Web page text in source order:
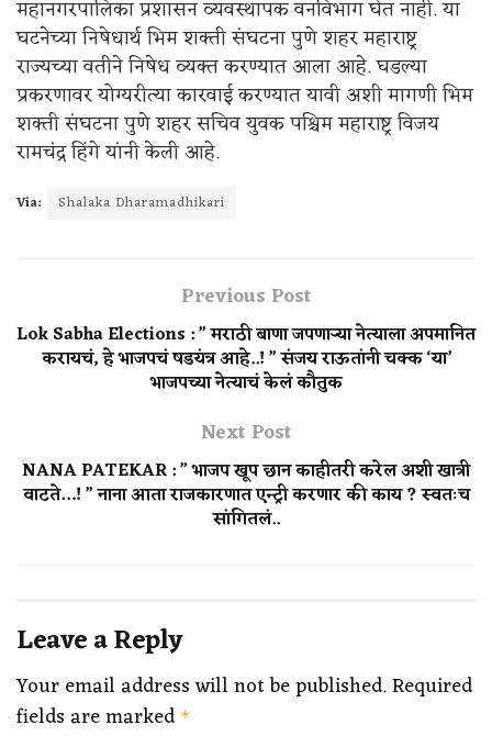
महानगरपालिका प्रशासन व्यवस्थापक वनविभाग घेत नाही. या
घटनेच्या निषेधार्थ भिम शक्ती संघटना पुणे शहर महाराष्ट्र
राज्यच्या वतीने निषेध व्यक्त करण्यात आला आहे. घडल्या
प्रकरणावर योग्यरीत्या कारवाई करण्यात यावी अशी मागणी भिम
शक्ती संघटना पुणे शहर सचिव युवक पश्चिम महाराष्ट्र विजय
रामचंद्र हिंगे यांनी केली आहे.
Via: Shalaka Dharamadhikari
Previous Post
Lok Sabha Elections : ” मराठी बाणा जपणाऱ्या नेत्याला अपमानित
करायचं, हे भाजपचं षडयंत्र आहे..! ” संजय राऊतांनी चक्क ‘या’
भाजपच्या नेत्याचं केलं कौतुक
Next Post
NANA PATEKAR : ” भाजप खूप छान काहीतरी करेल अशी खात्री
वाटते…! ” नाना आता राजकारणात एन्ट्री करणार की काय ? स्वतःच
सांगितलं..
Leave a Reply
Your email address will not be published.Required
fields are marked *